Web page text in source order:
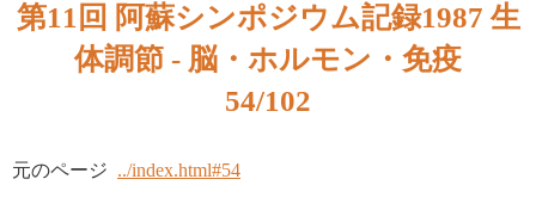
第11回 阿蘇シンポジウム記録1987 生
体調節 - 脳・ホルモン・免疫
54/102
元のページ ../index.html#54